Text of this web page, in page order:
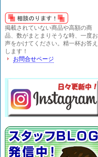
掲載されていない商品や高額の商
品、数がまとまりそうな時、一度お
声をかけてください。精一杯お答え
します！
お問合せページ